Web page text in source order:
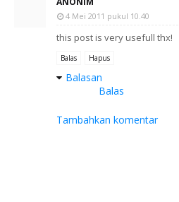
4 Mei 2011 pukul 10.40
this post is very usefull thx!
Balas Hapus
Balasan
Balas
Tambahkan komentar